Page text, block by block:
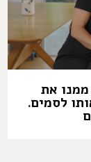
את
לסמים.